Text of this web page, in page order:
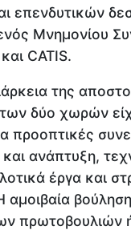
επενδυτικών
Μνημονίου
CATIS.
της
δύο χωρών
προοπτικές
ανάπτυξη,
έργα και
αμοιβαία
πρωτοβουλιών